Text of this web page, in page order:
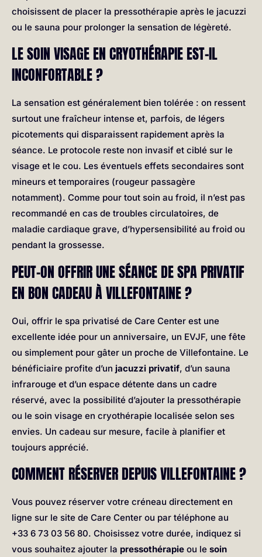
choisissent de placer la pressothérapie après le jacuzzi
ou le sauna pour prolonger la sensation de légèreté.
LE SOIN VISAGE EN CRYOTHÉRAPIE EST-IL
INCONFORTABLE ?
La sensation est généralement bien tolérée : on ressent
surtout une fraîcheur intense et, parfois, de légers
picotements qui disparaissent rapidement après la
séance. Le protocole reste non invasif et ciblé sur le
visage et le cou. Les éventuels effets secondaires sont
mineurs et temporaires (rougeur passagère
notamment). Comme pour tout soin au froid, il n’est pas
recommandé en cas de troubles circulatoires, de
maladie cardiaque grave, d’hypersensibilité au froid ou
pendant la grossesse.
PEUT-ON OFFRIR UNE SÉANCE DE SPA PRIVATIF
EN BON CADEAU À VILLEFONTAINE ?
Oui, offrir le spa privatisé de Care Center est une
excellente idée pour un anniversaire, un EVJF, une fête
ou simplement pour gâter un proche de Villefontaine. Le
bénéficiaire profite d’un jacuzzi privatif, d’un sauna
infrarouge et d’un espace détente dans un cadre
réservé, avec la possibilité d’ajouter la pressothérapie
ou le soin visage en cryothérapie localisée selon ses
envies. Un cadeau sur mesure, facile à planifier et
toujours apprécié.
COMMENT RÉSERVER DEPUIS VILLEFONTAINE ?
Vous pouvez réserver votre créneau directement en
ligne sur le site de Care Center ou par téléphone au
+33 6 73 03 56 80. Choisissez votre durée, indiquez si
vous souhaitez ajouter la pressothérapie ou le soin